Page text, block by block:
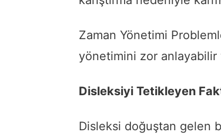
Zaman Yönetimi
yönetimini zor
Disleksiyi Tetikleyen
Disleksi doğuştan gelen